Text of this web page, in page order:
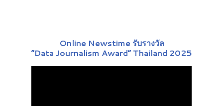
Online Newstime รับรางวัล
“Data Journalism Award” Thailand 2025